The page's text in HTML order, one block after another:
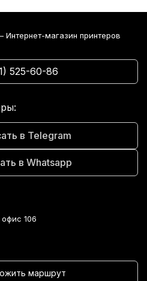
магазин принтеров
525-60-86
в Telegram
в Whatsapp
106
маршрут